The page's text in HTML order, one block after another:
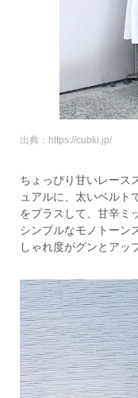
出典：https://cubki.jp/
ちょっぴり甘いレース
ュアルに、太いベルト
をプラスして、甘辛ミ
シンプルなモノトーン
しゃれ度がグンとアッ